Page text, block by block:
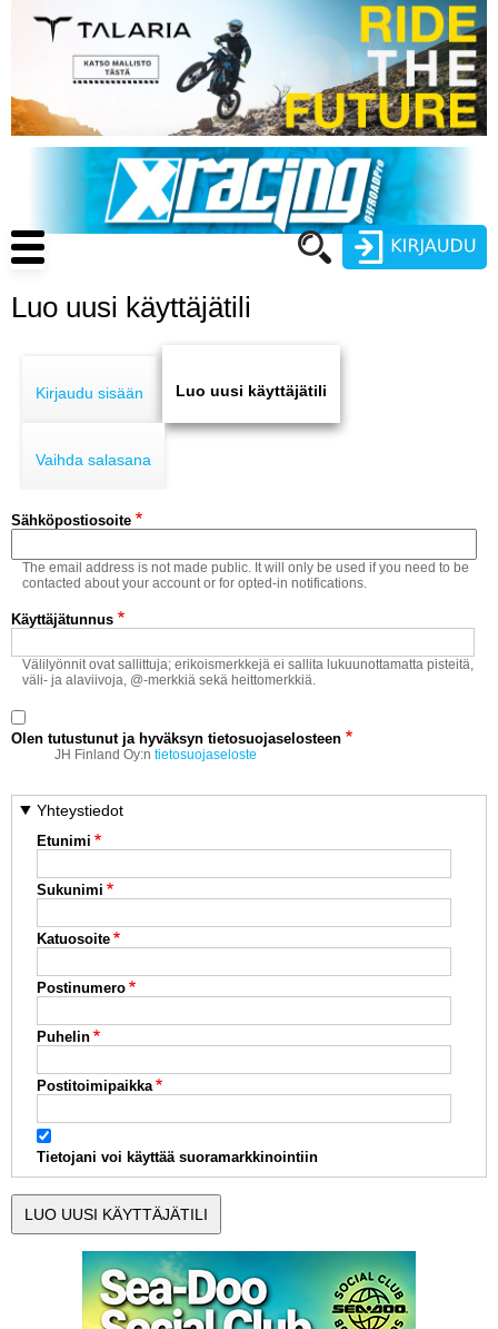
pääsisältöön
Käyttäjätunnus
Main
navigation
ENDURO
MOTOCROSS
MUUT LAJIT
YLEISTÄ ALALTA
LUE DIGILEHDET
ASIAKASPALVELU JA
MEDIATIEDOT
YHTEYSTIEDOT
Luo uusi käyttäjätili
tabs
Kirjaudu sisään Luo uusi käyttäjätili
Vaihda salasana
Sähköpostiosoite
The email address is not made public. It will only be used if you need to be
contacted about your account or for opted-in notifications.
Käyttäjätunnus
Välilyönnit ovat sallittuja; erikoismerkkejä ei sallita lukuunottamatta pisteitä,
väli- ja alaviivoja, @-merkkiä sekä heittomerkkiä.
Olen tutustunut ja hyväksyn tietosuojaselosteen
JH Finland Oy:ntietosuojaseloste
Yhteystiedot
Etunimi
Sukunimi
Katuosoite
Postinumero
Puhelin
Postitoimipaikka
Tietojani voi käyttää suoramarkkinointiin